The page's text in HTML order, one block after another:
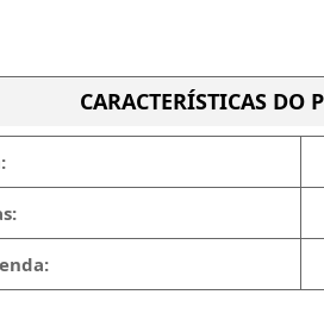
CARACTERÍSTICAS DO